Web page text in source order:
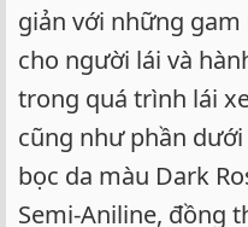
giản với những
cho người lái và
trong quá trình lái
cũng như phần
bọc da màu Dark
Semi-Aniline, đồng